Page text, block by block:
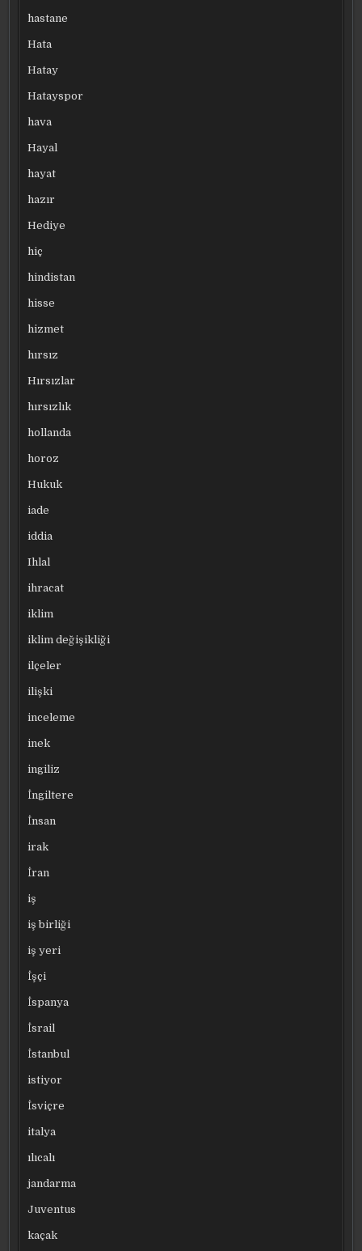
hastane
Hata
Hatay
Hatayspor
hava
Hayal
hayat
hazır
Hediye
hiç
hindistan
hisse
hizmet
hırsız
Hırsızlar
hırsızlık
hollanda
horoz
Hukuk
iade
iddia
Ihlal
ihracat
iklim
iklim değişikliği
ilçeler
ilişki
inceleme
inek
ingiliz
İngiltere
İnsan
irak
İran
iş
iş birliği
iş yeri
İşçi
İspanya
İsrail
İstanbul
istiyor
İsviçre
italya
ılıcalı
jandarma
Juventus
kaçak